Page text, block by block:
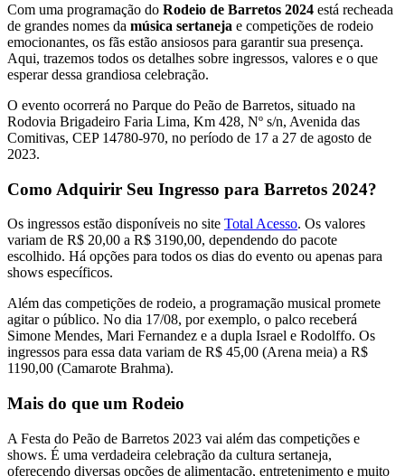
Com uma programação do Rodeio de Barretos 2024 está recheada
de grandes nomes da música sertaneja e competições de rodeio
emocionantes, os fãs estão ansiosos para garantir sua presença.
Aqui, trazemos todos os detalhes sobre ingressos, valores e o que
esperar dessa grandiosa celebração.
O evento ocorrerá no Parque do Peão de Barretos, situado na
Rodovia Brigadeiro Faria Lima, Km 428, Nº s/n, Avenida das
Comitivas, CEP 14780-970, no período de 17 a 27 de agosto de
2023.
Como Adquirir Seu Ingresso para Barretos 2024?
Os ingressos estão disponíveis no site Total Acesso. Os valores
variam de R$ 20,00 a R$ 3190,00, dependendo do pacote
escolhido. Há opções para todos os dias do evento ou apenas para
shows específicos.
Além das competições de rodeio, a programação musical promete
agitar o público. No dia 17/08, por exemplo, o palco receberá
Simone Mendes, Mari Fernandez e a dupla Israel e Rodolffo. Os
ingressos para essa data variam de R$ 45,00 (Arena meia) a R$
1190,00 (Camarote Brahma).
Mais do que um Rodeio
A Festa do Peão de Barretos 2023 vai além das competições e
shows. É uma verdadeira celebração da cultura sertaneja,
oferecendo diversas opções de alimentação, entretenimento e muito